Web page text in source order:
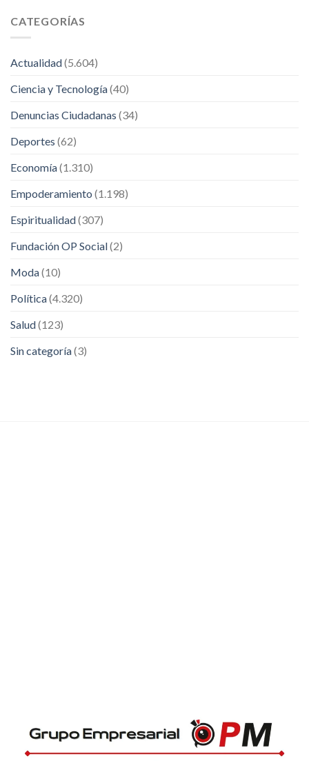
CATEGORÍAS
Actualidad(5.604)
Ciencia y Tecnología(40)
Denuncias Ciudadanas (34)
Deportes (62)
Economía(1.310)
Empoderamiento (1.198)
Espiritualidad(307)
Fundación OP Social(2)
Moda(10)
Política(4.320)
Salud(123)
Sin categoría(3)